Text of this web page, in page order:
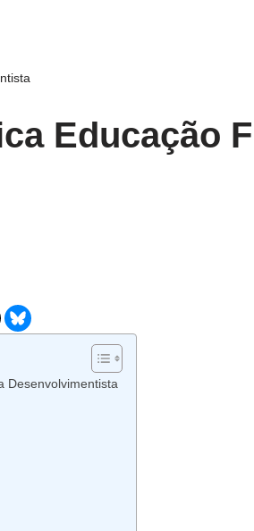
Educação
Desenvolvimentista